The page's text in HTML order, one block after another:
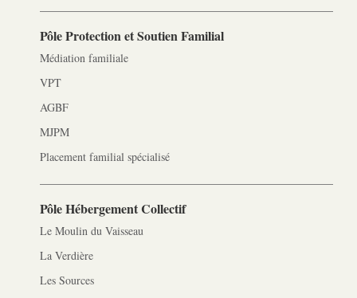
Pôle Protection et Soutien Familial
Médiation familiale
VPT
AGBF
MJPM
Placement familial spécialisé
Pôle Hébergement Collectif
Le Moulin du Vaisseau
La Verdière
Les Sources